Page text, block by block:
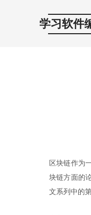
学习软件
区块链作为
块链方面的
文系列中的